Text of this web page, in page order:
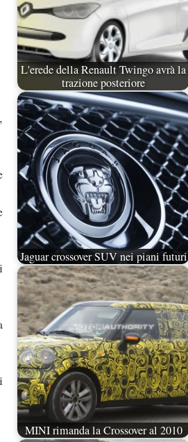
L'erede della Renault Twingo avrà la
trazione posteriore
Jaguar crossover SUV nei piani futuri
MINI rimanda la Crossover al 2010